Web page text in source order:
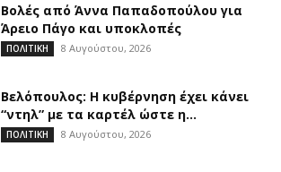
Βολές από Άννα Παπαδοπούλου για
Άρειο Πάγο και υποκλοπές
ΠΟΛΙΤΙΚΗ 8 Αυγούστου, 2026
Βελόπουλος: Η κυβέρνηση έχει κάνει
“ντηλ” με τα καρτέλ ώστε η...
ΠΟΛΙΤΙΚΗ 8 Αυγούστου, 2026